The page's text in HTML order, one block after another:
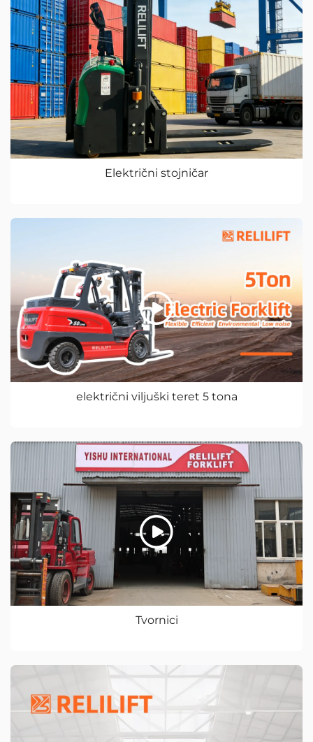
Električni stojničar
električni viljuški teret 5 tona
Tvornici